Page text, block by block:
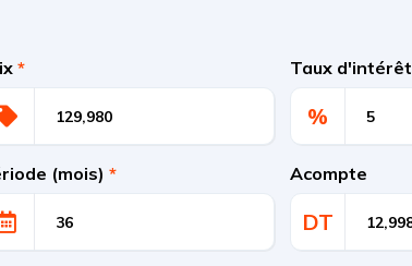
* Taux d'intérêt
%
(mois) * Acompte
DT